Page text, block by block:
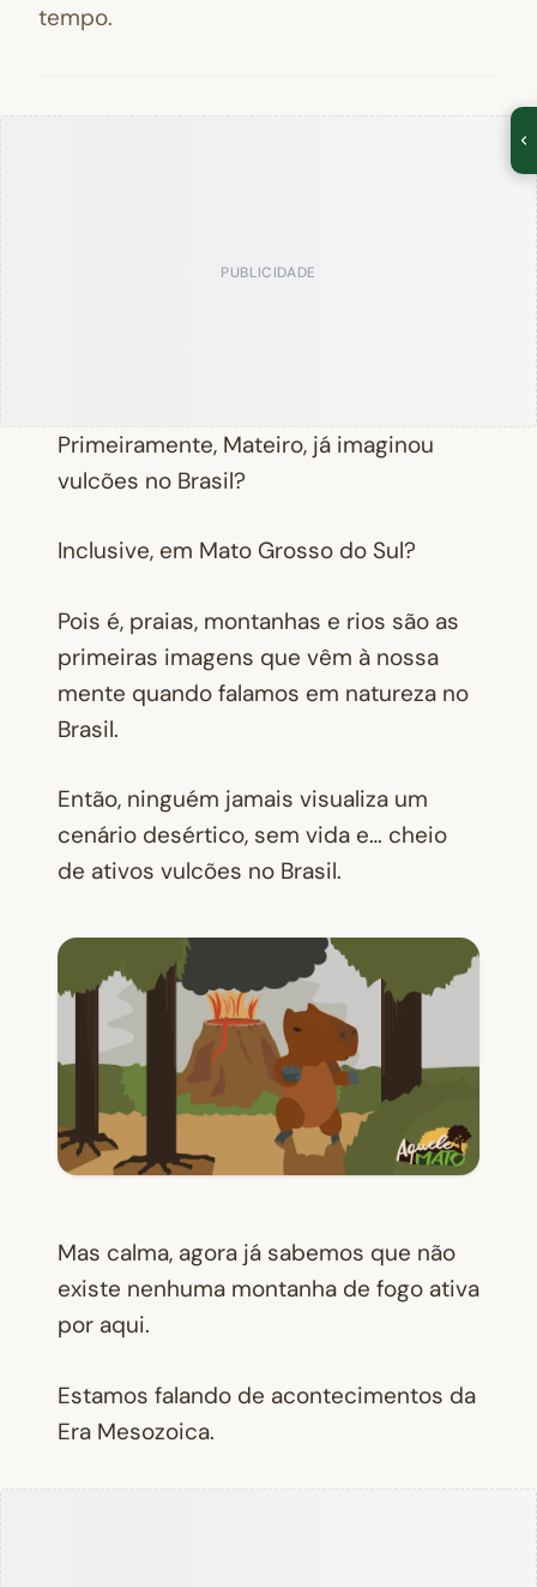
tempo.
PUBLICIDADE
Primeiramente, Mateiro, já imaginou
vulcões no Brasil?
Inclusive, em Mato Grosso do Sul?
Pois é, praias, montanhas e rios são as
primeiras imagens que vêm à nossa
mente quando falamos em natureza no
Brasil.
Então, ninguém jamais visualiza um
cenário desértico, sem vida e… cheio
de ativos vulcões no Brasil.
Mas calma, agora já sabemos que não
existe nenhuma montanha de fogo ativa
por aqui.
Estamos falando de acontecimentos da
Era Mesozoica.